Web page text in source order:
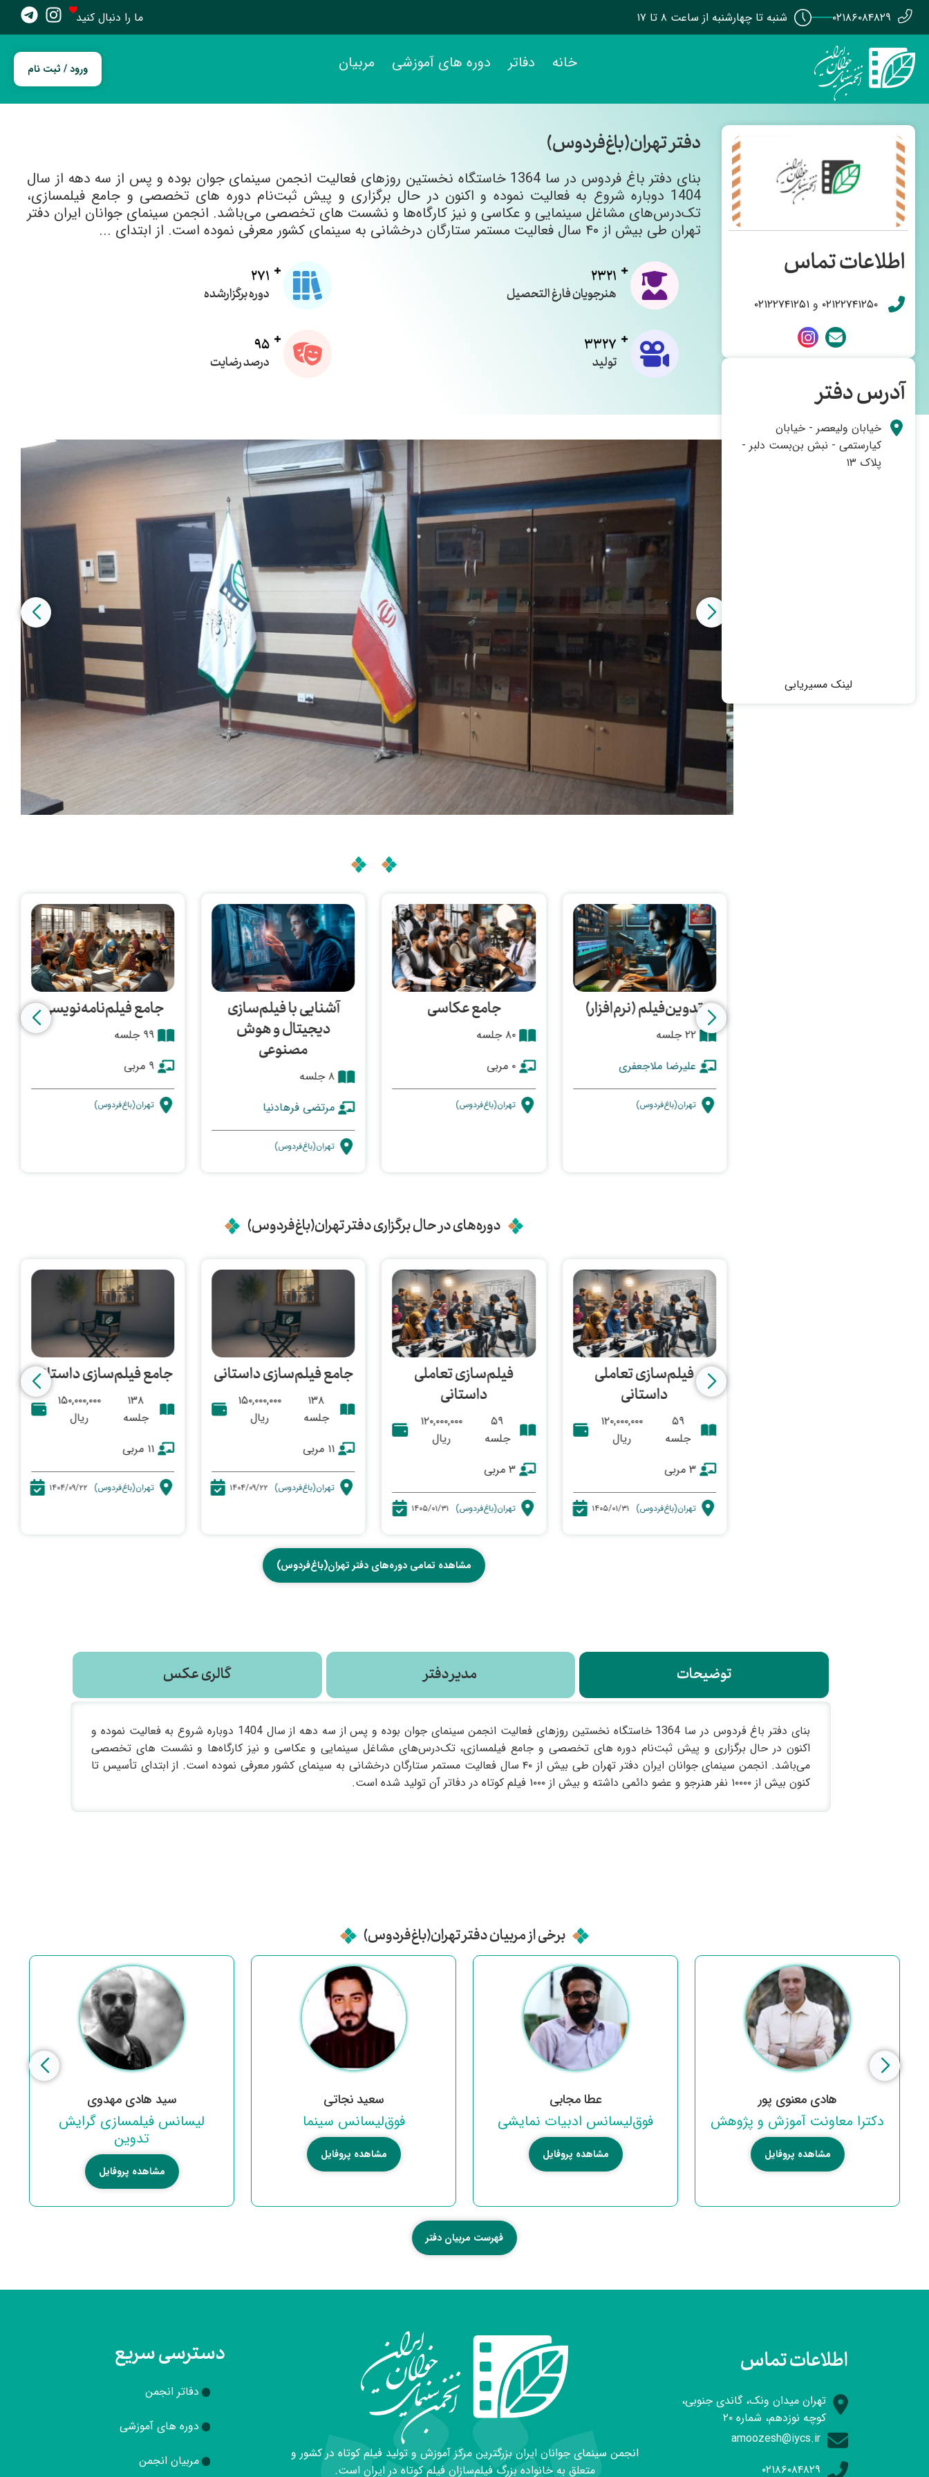
۰۲۱۸۶۰۸۴۸۲۹ شنبه تا چهارشنبه از ساعت ۸ تا ۱۷ ما را دنبال کنید
ورود / ثبت نام خانه دفاتر دوره های آموزشی مربیان
دفتر تهران(باغ‌فردوس)
بنای دفتر باغ فردوس در سا 1364 خاستگاه نخستین روزهای فعالیت انجمن سینمای جوان بوده و پس از سه دهه از سال
1404 دوباره شروع به فعالیت نموده و اکنون در حال برگزاری و پیش ثبت‌نام دوره های تخصصی و جامع فیلمسازی،
تک‌درس‌های مشاغل سینمایی و عکاسی و نیز کارگاه‌ها و نشست های تخصصی می‌باشد. انجمن سینمای جوانان ایران دفتر
تهران طی بیش از ۴۰ سال فعالیت مستمر ستارگان درخشانی به سینمای کشور معرفی نموده است. از ابتدای ...
2321
هنرجویان فارغ التحصیل
271
دوره برگزارشده
3327
تولید
95
درصد رضایت
اطلاعات تماس
۰۲۱۲۲۷۴۱۲۵۰ و ۰۲۱۲۲۷۴۱۲۵۱
آدرس دفتر
خیابان ولیعصر - خیابان
کیارستمی - نبش بن‌بست دلبر -
پلاک ۱۳
لینک مسیریابی
تدوین‌فیلم (نرم‌افزار)
۲۲ جلسه
علیرضا ملاجعفری
تهران(باغ‌فردوس)
جامع عکاسی
۸۰ جلسه
۰ مربی
تهران(باغ‌فردوس)
آشنایی با فیلم‌سازی
دیجیتال و هوش
مصنوعی
۸ جلسه
مرتضی فرهادنیا
تهران(باغ‌فردوس)
جامع فیلم‌نامه‌نویسی
۹۹ جلسه
۹ مربی
تهران(باغ‌فردوس)
دوره‌های در حال برگزاری دفتر تهران(باغ‌فردوس)
فیلم‌سازی تعاملی
داستانی
۵۹
جلسه
۱۲۰,۰۰۰,۰۰۰
ریال
۳ مربی
تهران(باغ‌فردوس) ۱۴۰۵/۰۱/۳۱
فیلم‌سازی تعاملی
داستانی
۵۹
جلسه
۱۲۰,۰۰۰,۰۰۰
ریال
۳ مربی
تهران(باغ‌فردوس) ۱۴۰۵/۰۱/۳۱
جامع فیلم‌سازی داستانی
۱۳۸
جلسه
۱۵۰,۰۰۰,۰۰۰
ریال
۱۱ مربی
تهران(باغ‌فردوس) ۱۴۰۴/۰۹/۲۲
جامع فیلم‌سازی داستانی
۱۳۸
جلسه
۱۵۰,۰۰۰,۰۰۰
ریال
۱۱ مربی
تهران(باغ‌فردوس) ۱۴۰۴/۰۹/۲۲
مشاهده تمامی دوره‌های دفتر تهران(باغ‌فردوس)
توضیحات مدیر دفتر گالری عکس
بنای دفتر باغ فردوس در سا 1364 خاستگاه نخستین روزهای فعالیت انجمن سینمای جوان بوده و پس از سه دهه از سال 1404 دوباره شروع به فعالیت نموده و
اکنون در حال برگزاری و پیش ثبت‌نام دوره های تخصصی و جامع فیلمسازی، تک‌درس‌های مشاغل سینمایی و عکاسی و نیز کارگاه‌ها و نشست های تخصصی
می‌باشد. انجمن سینمای جوانان ایران دفتر تهران طی بیش از ۴۰ سال فعالیت مستمر ستارگان درخشانی به سینمای کشور معرفی نموده است. از ابتدای تأسیس تا
کنون بیش از ۱۰۰۰۰ نفر هنرجو و عضو دائمی داشته و بیش از ۱۰۰۰ فیلم کوتاه در دفاتر آن تولید شده است.
برخی از مربیان دفتر تهران(باغ‌فردوس)
هادی معنوی پور
دکترا معاونت آموزش و پژوهش
مشاهده پروفایل
عطا مجابی
فوق‌لیسانس ادبیات نمایشی
مشاهده پروفایل
سعید نجاتی
فوق‌لیسانس سینما
مشاهده پروفایل
سید هادی مهدوی
لیسانس فیلمسازی گرایش
تدوین
مشاهده پروفایل
فهرست مربیان دفتر
اطلاعات تماس
تهران میدان ونک، گاندی جنوبی،
کوچه نوزدهم، شماره ۲۰
amoozesh@iycs.ir
۰۲۱۸۶۰۸۴۸۲۹
انجمن سینمای جوانان ایران بزرگترین مرکز آموزش و تولید فیلم کوتاه در کشور و
متعلق به خانواده بزرگ فیلم‌سازان فیلم کوتاه در ایران است.
دسترسی سریع
دفاتر انجمن
دوره های آموزشی
مربیان انجمن